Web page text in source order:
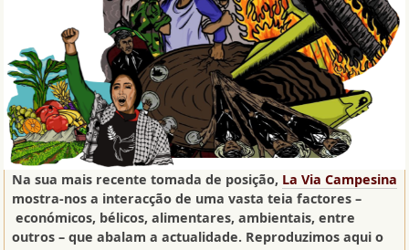
Na sua mais recente tomada de posição, La Via Campesina
mostra-nos a interacção de uma vasta teia factores –
económicos, bélicos, alimentares, ambientais, entre
outros – que abalam a actualidade. Reproduzimos aqui o